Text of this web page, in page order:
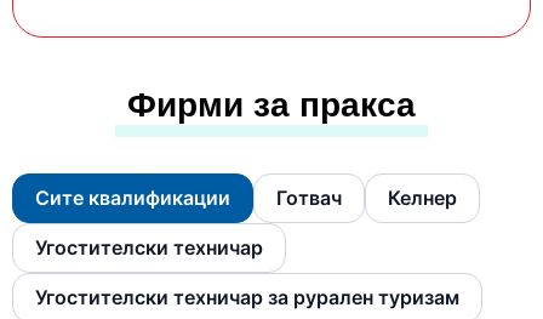
Фирми за пракса
Сите квалификации Готвач Келнер
Угостителски техничар
Угостителски техничар за рурален туризам